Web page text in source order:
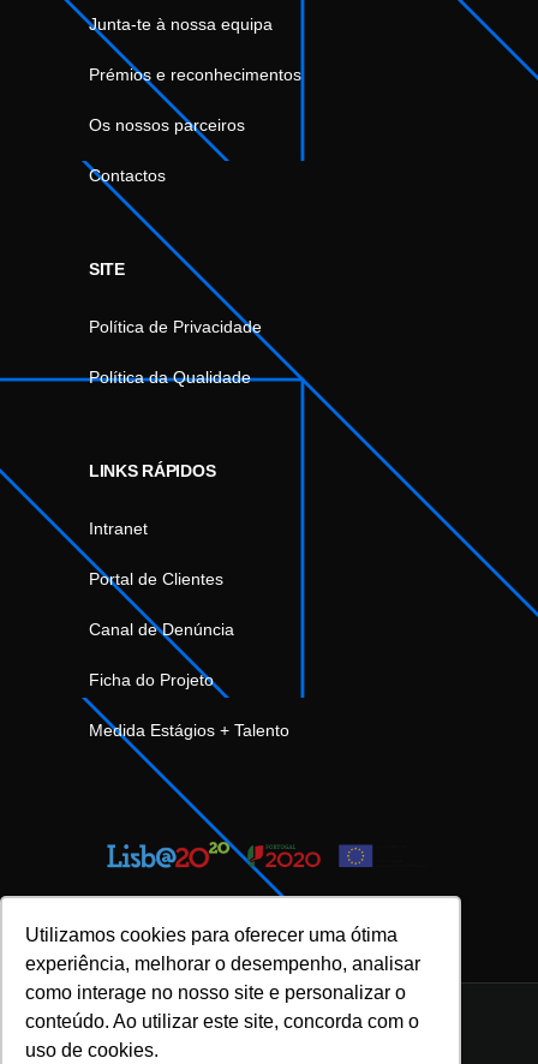
Utilizamos cookies para oferecer uma ótima
experiência, melhorar o desempenho, analisar
como interage no nosso site e personalizar o
conteúdo. Ao utilizar este site, concorda com o
uso de cookies.
Junta-te à nossa equipa
Prémios e reconhecimentos
Os nossos parceiros
Contactos
SITE
Política de Privacidade
Política da Qualidade
LINKS RÁPIDOS
Intranet
Portal de Clientes
Canal de Denúncia
Ficha do Projeto
Medida Estágios + Talento